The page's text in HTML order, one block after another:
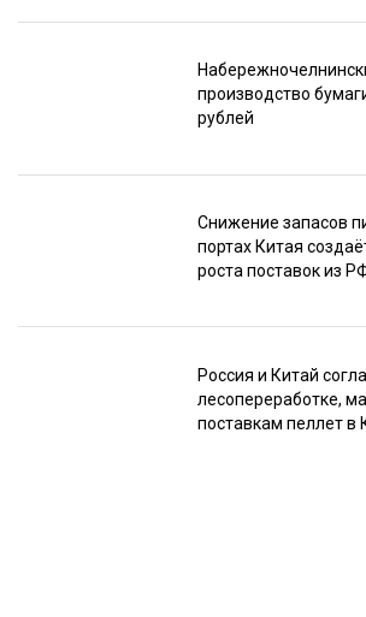
производство
рублей
Снижение запасов
портах Китая
роста поставок из
Россия и Китай
лесопереработке,
поставкам пеллет в